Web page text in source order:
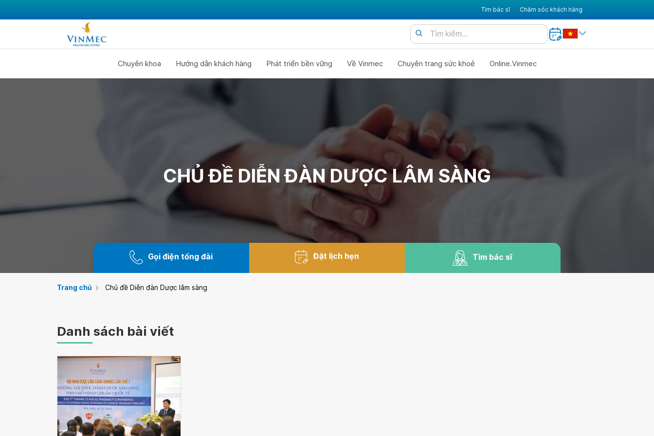
Tìm bác sĩ Chăm sóc khách hàng
Chuyên khoa Hướng dẫn khách hàng Phát triển bền vững Về Vinmec Chuyên trang sức khoẻ Online.Vinmec
CHỦ ĐỀ DIỄN ĐÀN DƯỢC LÂM SÀNG
Gọi điện tổng đài Đặt lịch hẹn Tìm bác sĩ
Trang chủ Chủ đề Diễn đàn Dược lâm sàng
Danh sách bài viết